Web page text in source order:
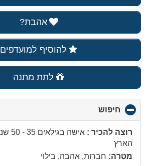
אהבת?
להוסיף למועדפים
לתת מתנה
חיפוש
to
collapseרוצה להכיר :אישה בגילאים 35 - 50 שנים
הארץ
מטרה: חברות, אהבה, בילוי